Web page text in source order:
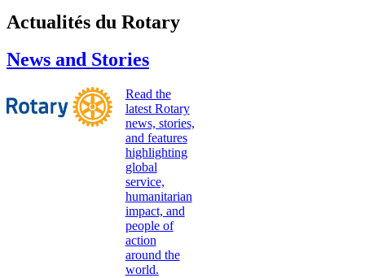
Actualités du Rotary
News and Stories
Read the
latest Rotary
news, stories,
and features
highlighting
global
service,
humanitarian
impact, and
people of
action
around the
world.